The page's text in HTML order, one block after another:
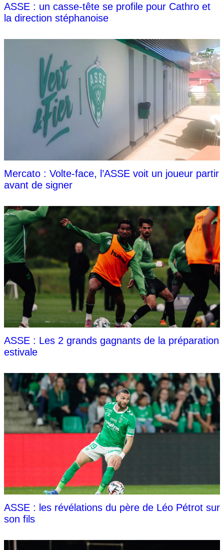
ASSE : un casse-tête se profile pour Cathro et
la direction stéphanoise
Mercato : Volte-face, l’ASSE voit un joueur partir
avant de signer
ASSE : Les 2 grands gagnants de la préparation
estivale
ASSE : les révélations du père de Léo Pétrot sur
son fils